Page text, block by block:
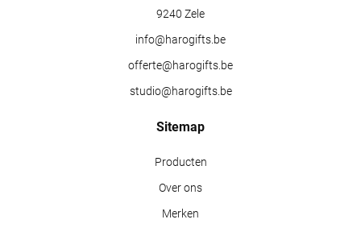
9240 Zele
info@harogifts.be
offerte@harogifts.be
studio@harogifts.be
Sitemap
Producten
Over ons
Merken